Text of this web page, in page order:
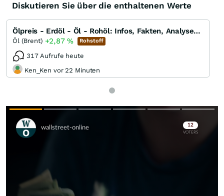
Diskutieren Sie über die enthaltenen Werte
Ölpreis - Erdöl - Öl - Rohöl: Infos, Fakten, Analysen, Charts und Ausblick
Öl (Brent) +2,87 % Rohstoff
317 Aufrufe heute
Ken_Ken vor 22 Minuten
Skip